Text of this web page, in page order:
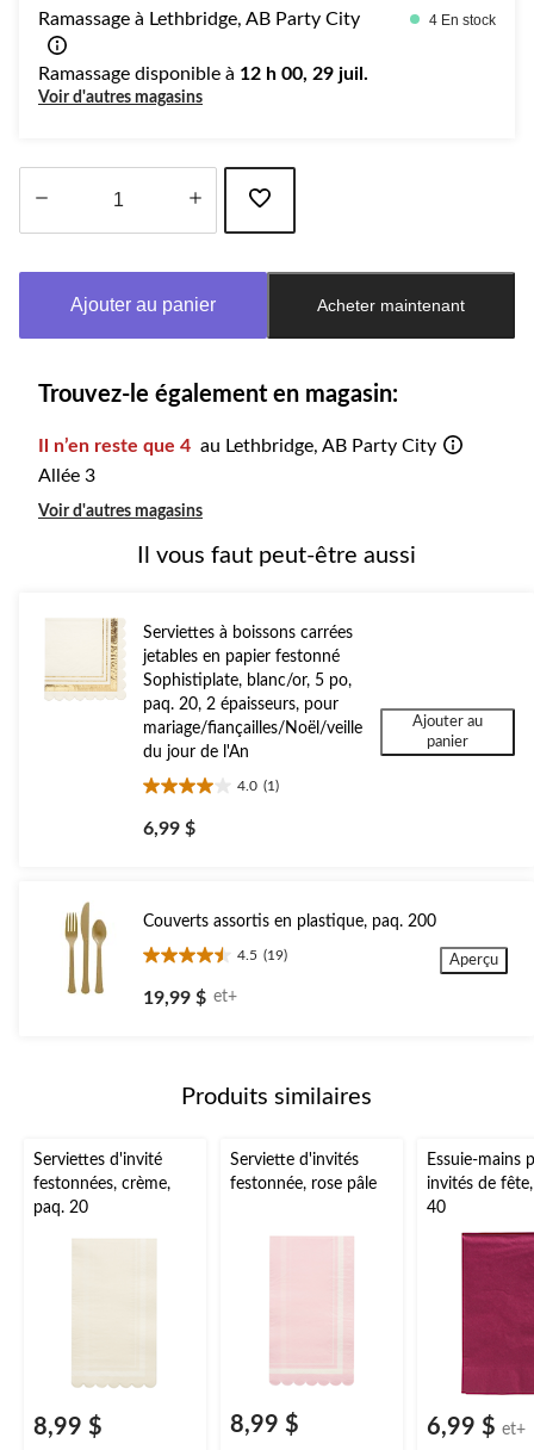
Ramassage à Lethbridge, AB Party City 4 En stock
Ramassage disponible à 12 h 00, 29 juil.
Voir d'autres magasins
à
Ajouter au panier Acheter maintenant
Trouvez-le également en magasin:
Il n’en reste que 4 au Lethbridge, AB Party City
Allée 3
Voir d'autres magasins
Il vous faut peut-être aussi
Serviettes à boissons carrées
jetables en papier festonné
Sophistiplate, blanc/or, 5 po,
paq. 20, 2 épaisseurs, pour
mariage/fiançailles/Noël/veille
du jour de l'An
4.0 (1)
4.0
étoile(s)
sur
6,99 $
Ajouter au
panier
Couverts assortis en plastique, paq. 200
4.5 (19)
4.5
étoile(s)
sur
19,99 $ et+
Aperçu
Produits similaires
Serviettes d'invité
festonnées, crème,
paq. 20
8,99 $
Serviette d'invités
festonnée, rose pâle
8,99 $
Essuie-mains
invités de
40
6,99 $ et+